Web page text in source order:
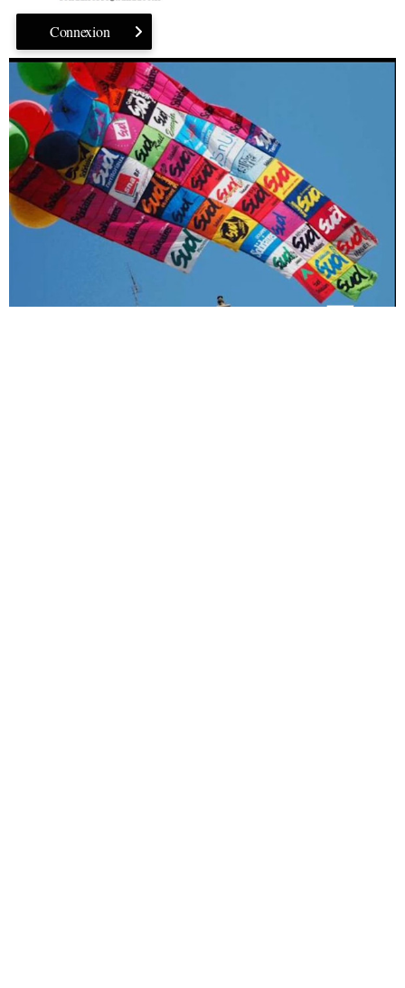
Connexion